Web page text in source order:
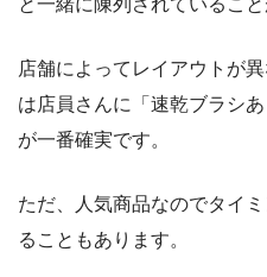
と一緒に陳列されていること
店舗によってレイアウトが
は店員さんに「速乾ブラシ
が一番確実です。
ただ、人気商品なのでタイ
ることもあります。